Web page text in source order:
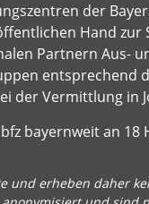
der
Hand zur
Partnern Aus-
entsprechend
der Vermittlung in
bayernweit an
und erheben daher